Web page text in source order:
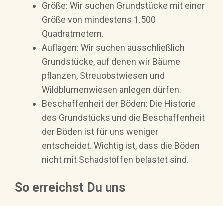
Größe: Wir suchen Grundstücke mit einer
Größe von mindestens 1.500
Quadratmetern.
Auflagen: Wir suchen ausschließlich
Grundstücke, auf denen wir Bäume
pflanzen, Streuobstwiesen und
Wildblumenwiesen anlegen dürfen.
Beschaffenheit der Böden: Die Historie
des Grundstücks und die Beschaffenheit
der Böden ist für uns weniger
entscheidet. Wichtig ist, dass die Böden
nicht mit Schadstoffen belastet sind.
So erreichst Du uns